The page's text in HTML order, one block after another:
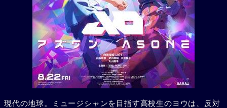
現代の地球。ミュージシャンを目指す高校生のヨウは、反対